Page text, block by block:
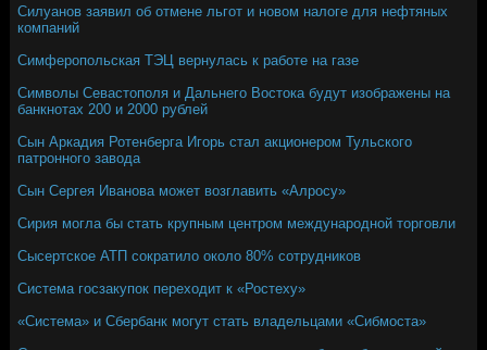
Силуанов заявил об отмене льгот и новом налоге для нефтяных
компаний
Симферопольская ТЭЦ вернулась к работе на газе
Символы Севастополя и Дальнего Востока будут изображены на
банкнотах 200 и 2000 рублей
Сын Аркадия Ротенберга Игорь стал акционером Тульского
патронного завода
Сын Сергея Иванова может возглавить «Алросу»
Сирия могла бы стать крупным центром международной торговли
Сысертское АТП сократило около 80% сотрудников
Система госзакупок переходит к «Ростеху»
«Система» и Сбербанк могут стать владельцами «Сибмоста»